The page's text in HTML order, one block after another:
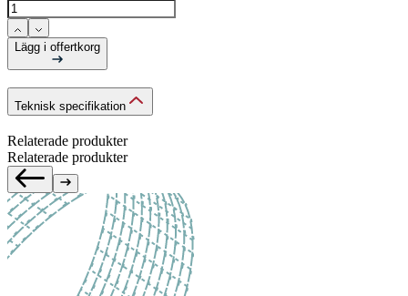
Lägg i offertkorg
Teknisk specifikation
Relaterade produkter
Relaterade produkter